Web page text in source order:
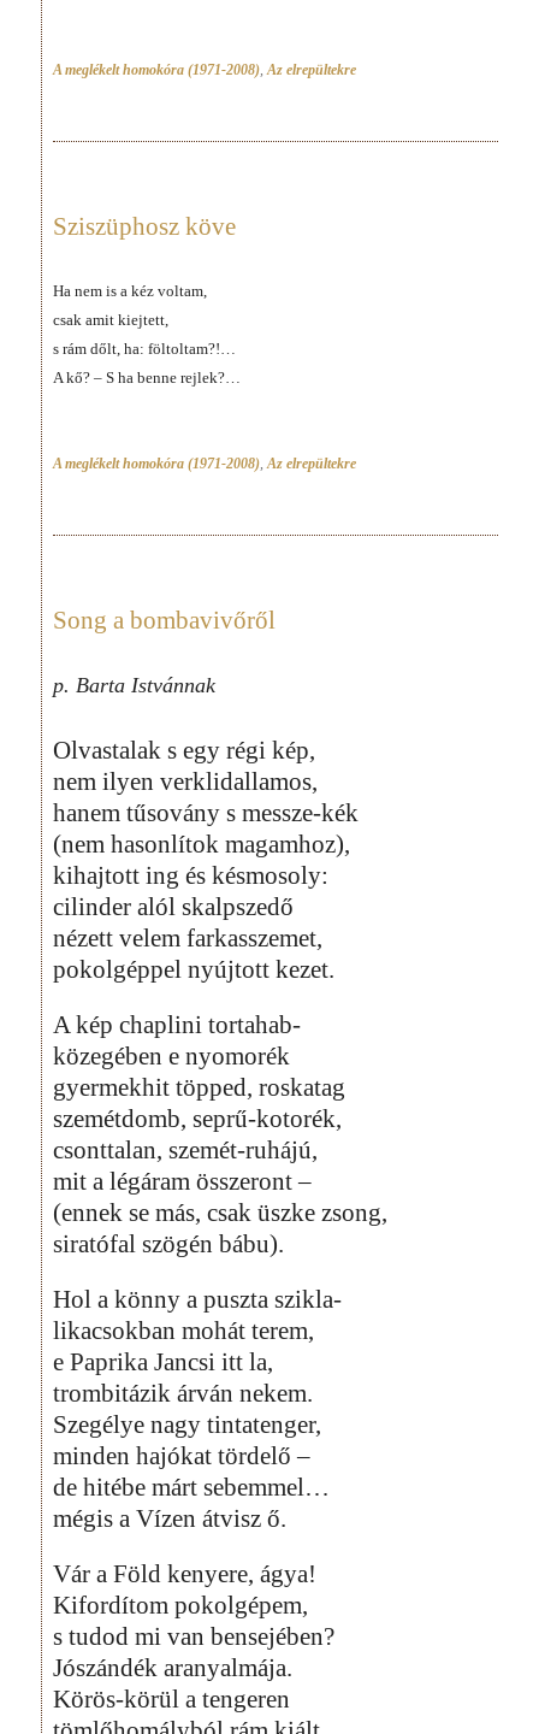
A meglékelt homokóra (1971-2008),Az elrepültekre
Sziszüphosz köve
Ha nem is a kéz voltam,
csak amit kiejtett,
s rám dőlt, ha: föltoltam?!…
A kő? – S ha benne rejlek?…
A meglékelt homokóra (1971-2008),Az elrepültekre
Song a bombavivőről
p. Barta Istvánnak
Olvastalak s egy régi kép,
nem ilyen verklidallamos,
hanem tűsovány s messze-kék
(nem hasonlítok magamhoz),
kihajtott ing és késmosoly:
cilinder alól skalpszedő
nézett velem farkasszemet,
pokolgéppel nyújtott kezet.
A kép chaplini tortahab-
közegében e nyomorék
gyermekhit töpped, roskatag
szemétdomb, seprű-kotorék,
csonttalan, szemét-ruhájú,
mit a légáram összeront –
(ennek se más, csak üszke zsong,
siratófal szögén bábu).
Hol a könny a puszta szikla-
likacsokban mohát terem,
e Paprika Jancsi itt la,
trombitázik árván nekem.
Szegélye nagy tintatenger,
minden hajókat tördelő –
de hitébe márt sebemmel…
mégis a Vízen átvisz ő.
Vár a Föld kenyere, ágya!
Kifordítom pokolgépem,
s tudod mi van bensejében?
Jószándék aranyalmája.
Körös-körül a tengeren